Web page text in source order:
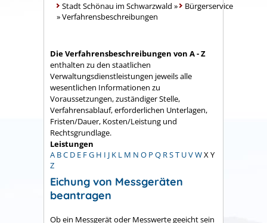
Stadt Schönau im Schwarzwald »
Bürgerservice
»Verfahrensbeschreibungen
Die Verfahrensbeschreibungen von A - Z
enthalten zu den staatlichen
Verwaltungsdienstleistungen jeweils alle
wesentlichen Informationen zu
Voraussetzungen, zuständiger Stelle,
Verfahrensablauf, erforderlichen Unterlagen,
Fristen/Dauer, Kosten/Leistung und
Rechtsgrundlage.
Leistungen
A BC D E FG H I J K L M N O P Q RST UVWX Y
Z
Eichung von Messgeräten
beantragen
Ob ein Messgerät oder Messwerte geeicht sein